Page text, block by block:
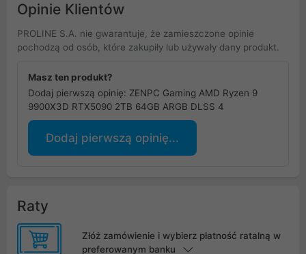
Opinie Klientów
PROLINE S.A. nie gwarantuje, że zamieszczone opinie
pochodzą od osób, które zakupiły lub używały dany produkt.
Masz ten produkt?
Dodaj pierwszą opinię: ZENPC Gaming AMD Ryzen 9
9900X3D RTX5090 2TB 64GB ARGB DLSS 4
Dodaj pierwszą opinię...
Raty
Złóż zamówienie i wybierz płatność ratalną w
preferowanym banku